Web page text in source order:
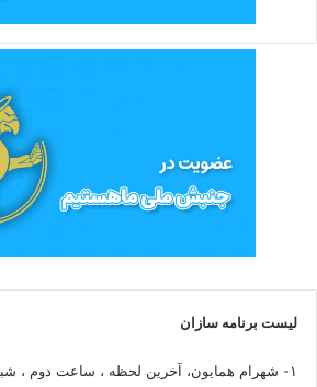
لیست برنامه سازان
۱- شهرام همایون، آخرین لحظه ، ساعت دوم ، شبانه